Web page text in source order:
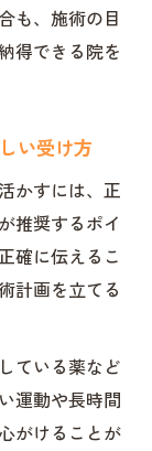
も、施術の目
得できる院を
い受け方
かすには、正
推奨するポイ
確に伝えるこ
計画を立てる
ている薬など
運動や長時間
がけることが